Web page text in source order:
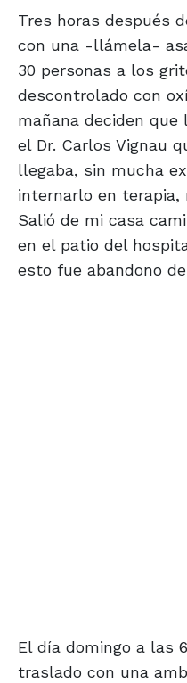
Tres horas después
con una -llámela-
30 personas a los
descontrolado con
mañana deciden que
el Dr. Carlos Vignau
llegaba, sin mucha
internarlo en terapia,
Salió de mi casa
en el patio del
esto fue abandono
El día domingo a las
traslado con una